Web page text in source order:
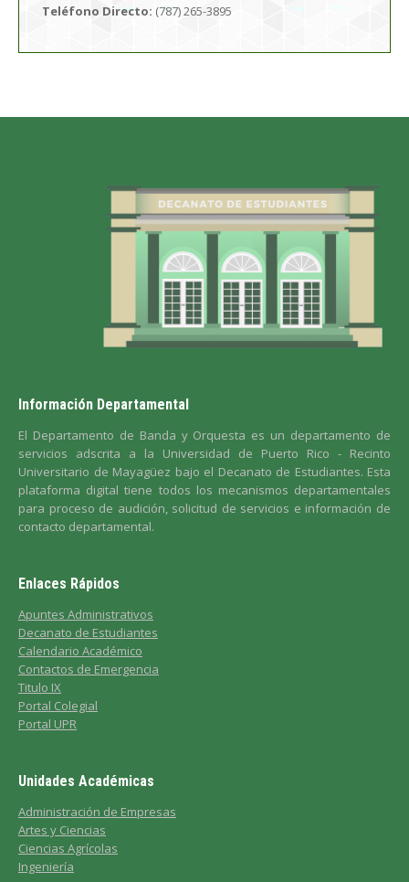
Teléfono Directo: (787) 265-3895
Información Departamental
El Departamento de Banda y Orquesta es un departamento de
servicios adscrita a la Universidad de Puerto Rico - Recinto
Universitario de Mayagüez bajo el Decanato de Estudiantes. Esta
plataforma digital tiene todos los mecanismos departamentales
para proceso de audición, solicitud de servicios e información de
contacto departamental.
Enlaces Rápidos
Apuntes Administrativos
Decanato de Estudiantes
Calendario Académico
Contactos de Emergencia
Titulo IX
Portal Colegial
Portal UPR
Unidades Académicas
Administración de Empresas
Artes y Ciencias
Ciencias Agrícolas
Ingeniería